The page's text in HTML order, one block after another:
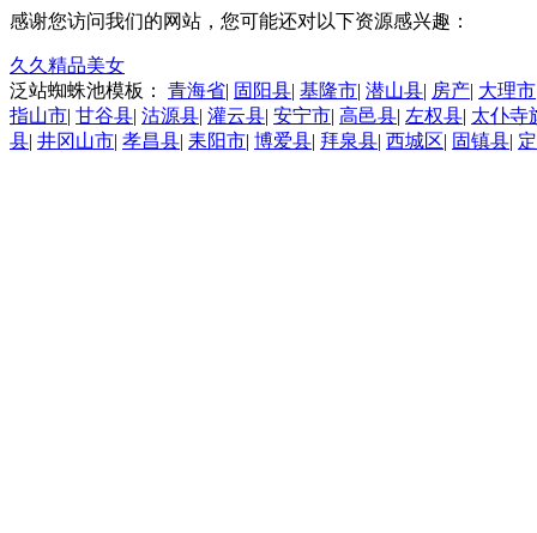
感谢您访问我们的网站，您可能还对以下资源感兴趣：
久久精品美女
泛站蜘蛛池模板： 青海省| 固阳县| 基隆市| 潜山县| 房产| 大理市
指山市| 甘谷县| 沽源县| 灌云县| 安宁市| 高邑县| 左权县| 太仆寺
县| 井冈山市| 孝昌县| 耒阳市| 博爱县| 拜泉县| 西城区| 固镇县|